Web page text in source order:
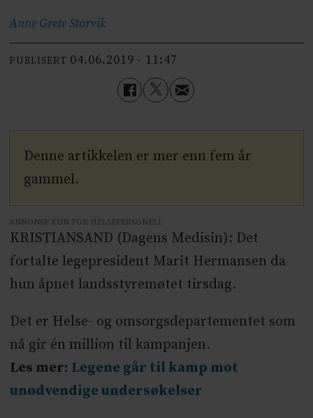
Anne Grete Storvik
PUBLISERT 04.06.2019 - 11:47
Denne artikkelen er mer enn fem år
gammel.
ANNONSE KUN FOR HELSEPERSONELL
KRISTIANSAND (Dagens Medisin): Det
fortalte legepresident Marit Hermansen da
hun åpnet landsstyremøtet tirsdag.
Det er Helse- og omsorgsdepartementet som
nå gir én million til kampanjen.
Les mer: Legene går til kamp mot
unødvendige undersøkelser